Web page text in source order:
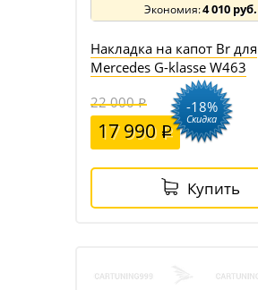
4 010 руб.
Накладка на капот Br для
Mercedes G-klasse W463
22 000
17 990
-18%
Скидка
Купить